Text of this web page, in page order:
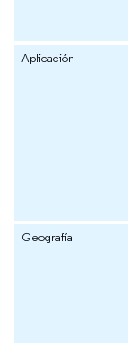
Aplicación
Geografía